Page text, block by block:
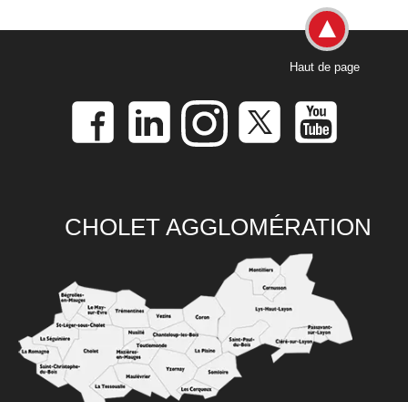
Haut de page
CHOLET AGGLOMÉRATION